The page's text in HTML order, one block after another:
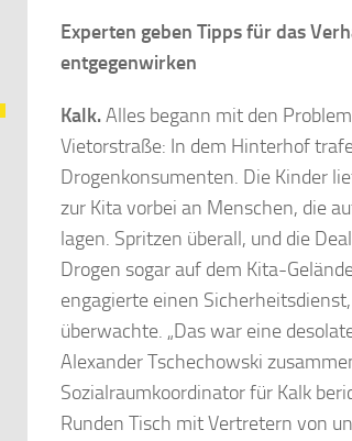
Experten geben Tipps für das
entgegenwirken
Kalk.Alles begann mit den
Vietorstraße: In dem Hinterhof
Drogenkonsumenten. Die Kinder
zur Kita vorbei an Menschen, die
lagen. Spritzen überall, und die
Drogen sogar auf dem Kita-
engagierte einen
überwachte. „Das war eine
Alexander Tschechowski
Sozialraumkoordinator für Kalk
Runden Tisch mit Vertretern von